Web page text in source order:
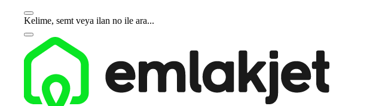
Kelime, semt veya ilan no ile ara...